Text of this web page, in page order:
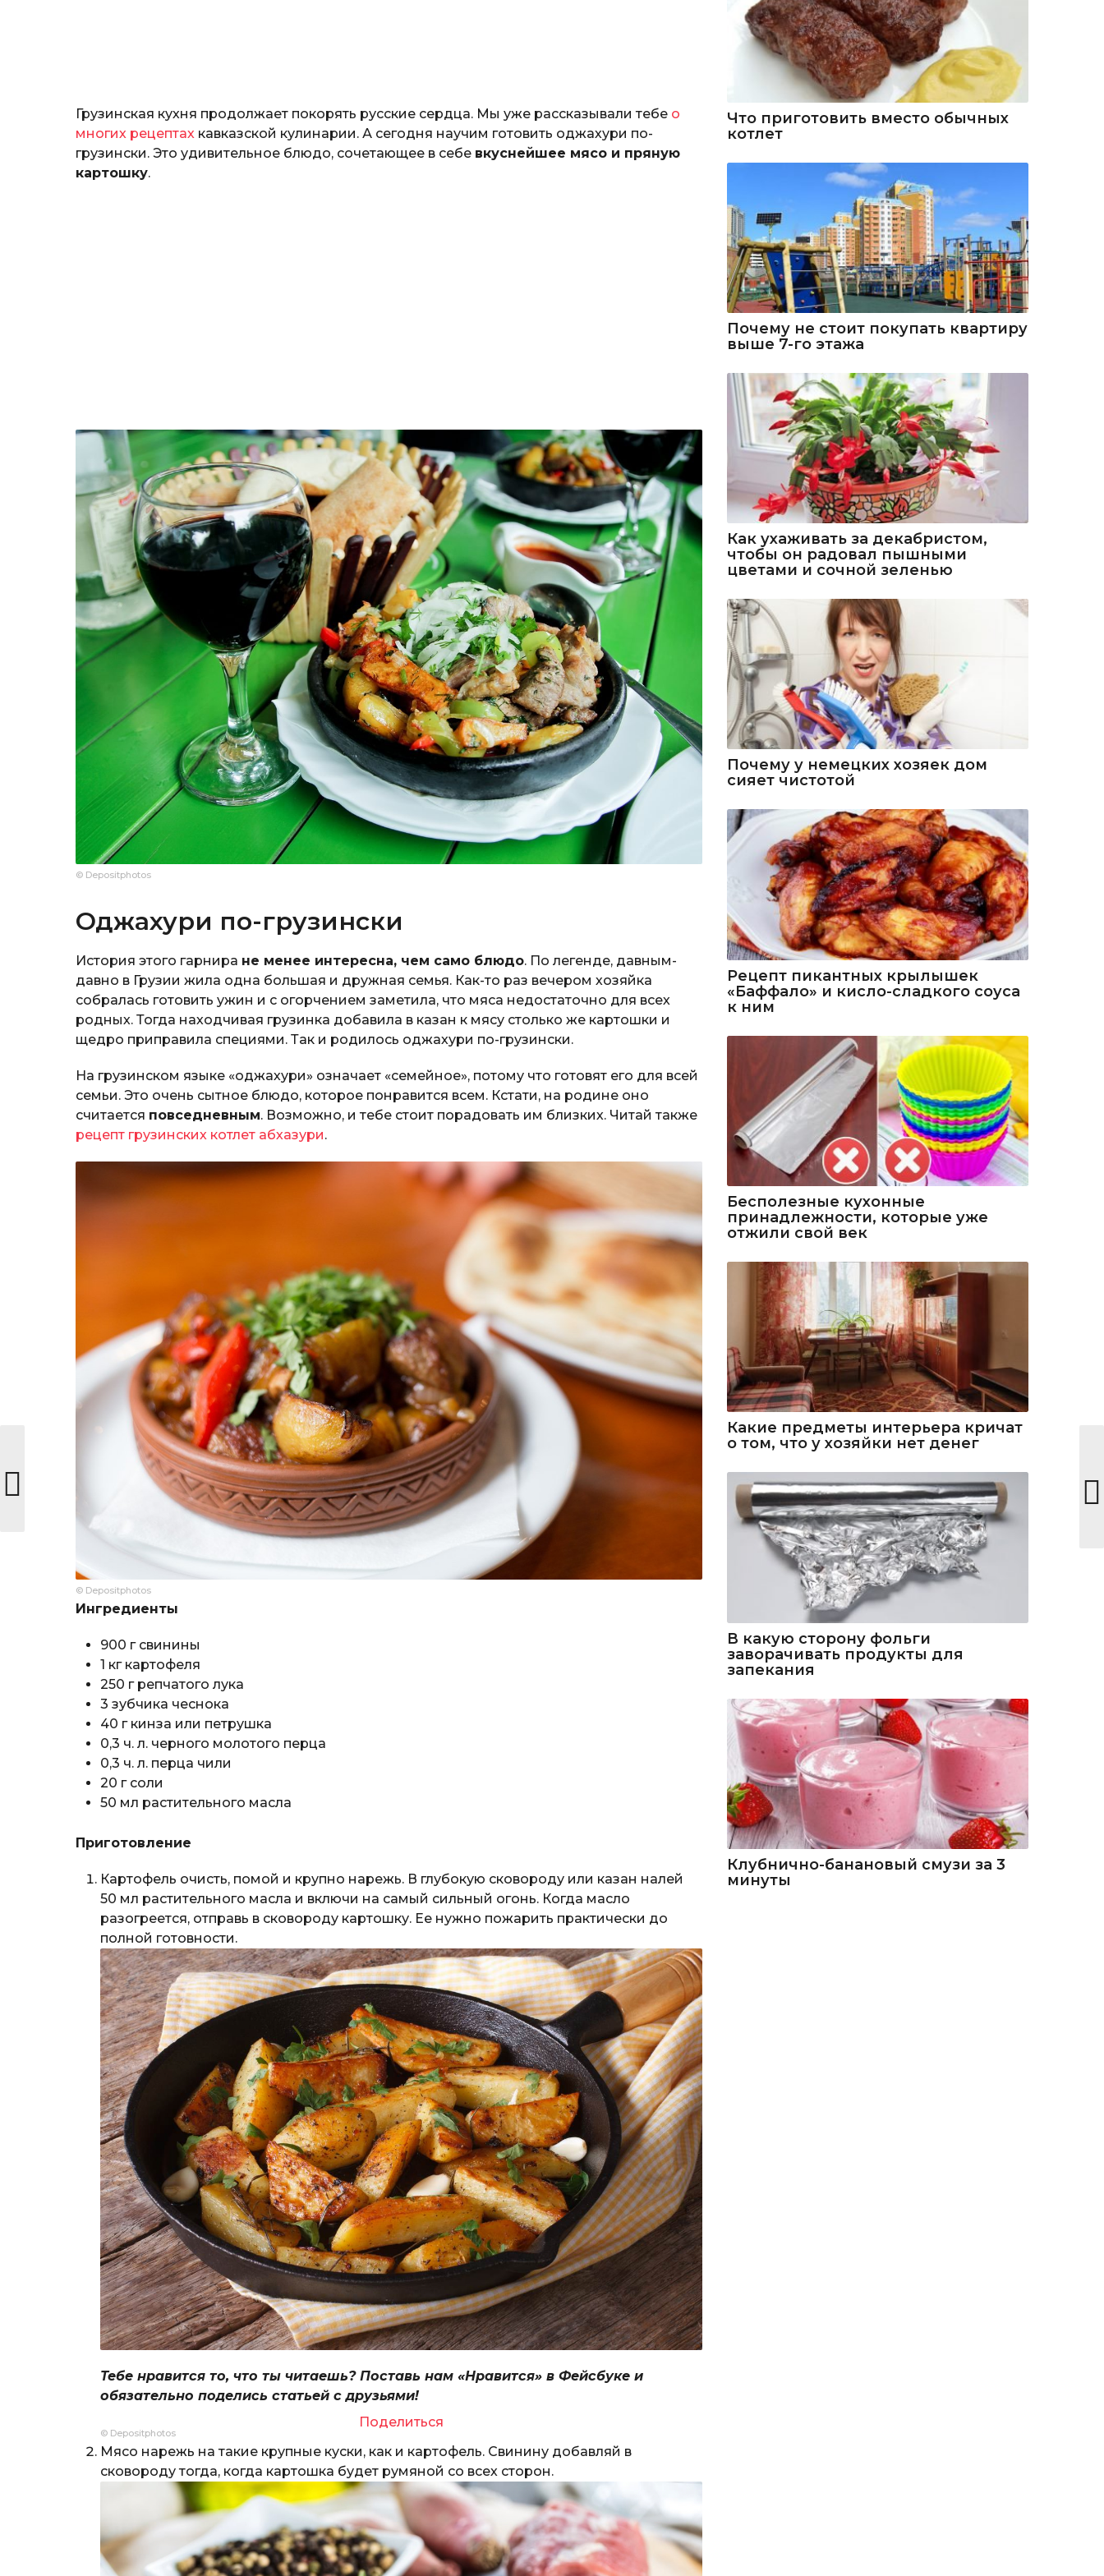
е
р
к
а
л
Грузинская кухня продолжает покорять русские сердца. Мы уже рассказывали тебе о
многих рецептах кавказской кулинарии. А сегодня научим готовить оджахури по-
грузински. Это удивительное блюдо, сочетающее в себе вкуснейшее мясо и пряную
картошку.
© Depositphotos
Оджахури по-грузински
История этого гарнира не менее интересна, чем само блюдо. По легенде, давным-
давно в Грузии жила одна большая и дружная семья. Как-то раз вечером хозяйка
собралась готовить ужин и с огорчением заметила, что мяса недостаточно для всех
родных. Тогда находчивая грузинка добавила в казан к мясу столько же картошки и
щедро приправила специями. Так и родилось оджахури по-грузински.
На грузинском языке «оджахури» означает «семейное», потому что готовят его для всей
семьи. Это очень сытное блюдо, которое понравится всем. Кстати, на родине оно
считается повседневным. Возможно, и тебе стоит порадовать им близких. Читай также
рецепт грузинских котлет абхазури.
© Depositphotos
Ингредиенты
900 г свинины
1 кг картофеля
250 г репчатого лука
3 зубчика чеснока
40 г кинза или петрушка
0,3 ч. л. черного молотого перца
0,3 ч. л. перца чили
20 г соли
50 мл растительного масла
Приготовление
Картофель очисть, помой и крупно нарежь. В глубокую сковороду или казан налей
50 мл растительного масла и включи на самый сильный огонь. Когда масло
разогреется, отправь в сковороду картошку. Ее нужно пожарить практически до
полной готовности.
Тебе нравится то, что ты читаешь? Поставь нам «Нравится» в Фейсбуке и
обязательно поделись статьей с друзьями!
Поделиться
© Depositphotos
Мясо нарежь на такие крупные куски, как и картофель. Свинину добавляй в
сковороду тогда, когда картошка будет румяной со всех сторон.
Что приготовить вместо обычных
котлет
Почему не стоит покупать квартиру
выше 7-го этажа
Как ухаживать за декабристом,
чтобы он радовал пышными
цветами и сочной зеленью
Почему у немецких хозяек дом
сияет чистотой
Рецепт пикантных крылышек
«Баффало» и кисло-сладкого соуса
к ним
Бесполезные кухонные
принадлежности, которые уже
отжили свой век
Какие предметы интерьера кричат
о том, что у хозяйки нет денег
В какую сторону фольги
заворачивать продукты для
запекания
Клубнично-банановый смузи за 3
минуты